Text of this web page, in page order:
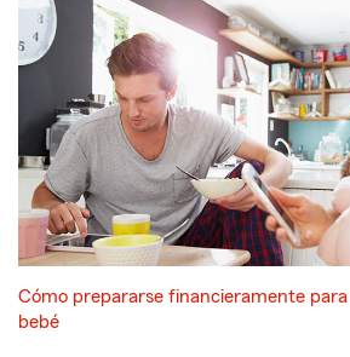
Cómo prepararse financieramente para
bebé